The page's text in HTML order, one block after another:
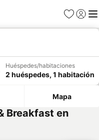
Favoritos
Iniciar
Huéspedes/habitaciones
2 huéspedes, 1 habitación
Mapa
Breakfast en